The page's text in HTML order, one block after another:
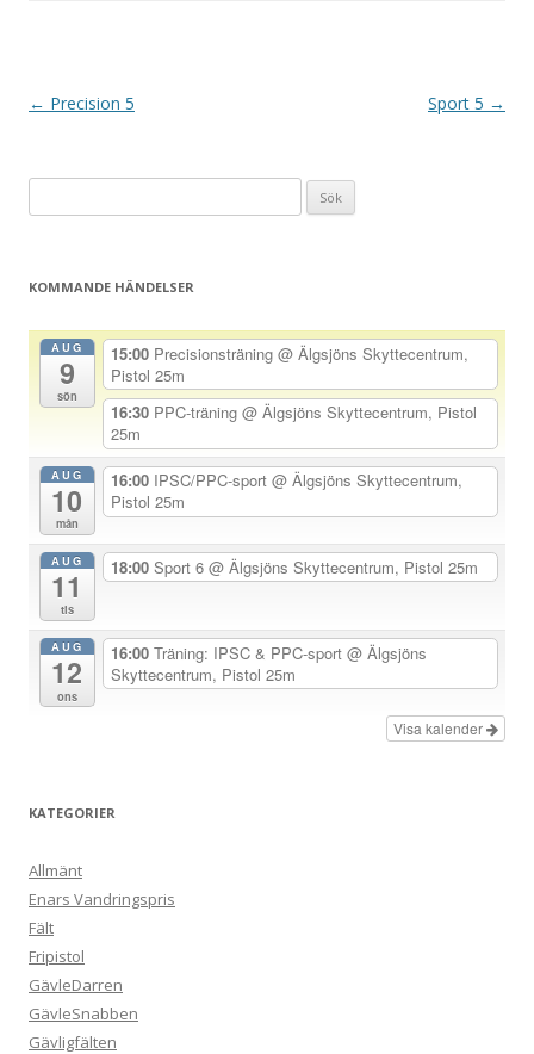
I
n
g
g
← Precision 5 Sport 5 →
efter:
KOMMANDE HÄNDELSER
AUG
9
sön
15:00 Precisionsträning @ Älgsjöns Skyttecentrum,
Pistol 25m
16:30 PPC-träning @ Älgsjöns Skyttecentrum, Pistol
25m
AUG
10
mån
16:00 IPSC/PPC-sport @ Älgsjöns Skyttecentrum,
Pistol 25m
AUG
11
tis
18:00 Sport 6 @ Älgsjöns Skyttecentrum, Pistol 25m
AUG
12
ons
16:00 Träning: IPSC & PPC-sport @ Älgsjöns
Skyttecentrum, Pistol 25m
Visa kalender
KATEGORIER
Allmänt
Enars Vandringspris
Fält
Fripistol
GävleDarren
GävleSnabben
Gävligfälten